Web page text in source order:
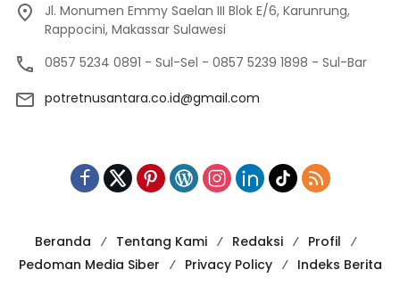
Jl. Monumen Emmy Saelan III Blok E/6, Karunrung,
Rappocini, Makassar Sulawesi
0857 5234 0891 - Sul-Sel - 0857 5239 1898 - Sul-Bar
potretnusantara.co.id@gmail.com
Beranda Tentang Kami Redaksi
Profil
Pedoman Media Siber
Privacy Policy Indeks Berita